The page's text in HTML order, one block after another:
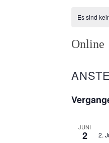
Es sind
Online
wählen.
JUNI
2 2.